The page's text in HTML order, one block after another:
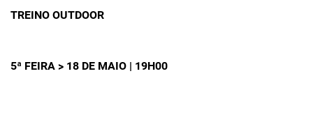
TREINO OUTDOOR
5ª FEIRA > 18 DE MAIO | 19H00